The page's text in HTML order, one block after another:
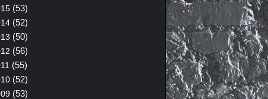
(53)
(52)
(50)
(56)
(55)
(52)
(53)